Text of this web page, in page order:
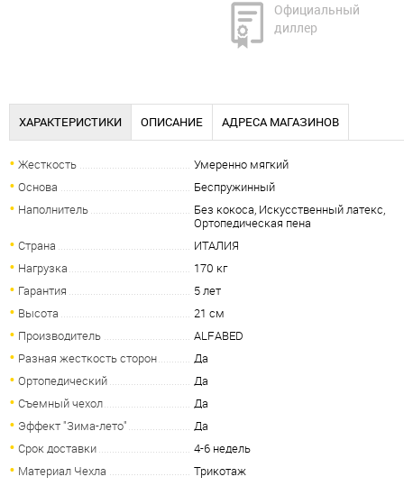
Официальный
диллер
ХАРАКТЕРИСТИКИ ОПИСАНИЕ АДРЕСА МАГАЗИНОВ
Жесткость
Умеренно мягкий
Основа
Беспружинный
Наполнитель
Без кокоса, Искусственный латекс,
Ортопедическая пена
Страна
ИТАЛИЯ
Нагрузка
170 кг
Гарантия
5 лет
Высота
21 см
Производитель
ALFABED
Разная жесткость сторон
Да
Ортопедический
Да
Съемный чехол
Да
Эффект "Зима-лето"
Да
Срок доставки
4-6 недель
Материал Чехла
Трикотаж